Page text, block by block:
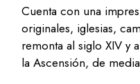
Cuenta con una
originales, iglesias,
remonta al siglo XIV y
la Ascensión, de